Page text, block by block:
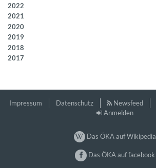
2022
2021
2020
2019
2018
2017
Impressum Datenschutz Newsfeed
Anmelden
Das ÖKA auf Wikipedia
Das ÖKA auf facebook